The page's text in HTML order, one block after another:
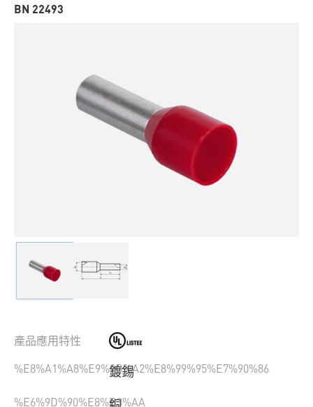
BN 22493
產品應用特性
%E8%A1%A8%E9%9D%A2%E8%99%95%E7%90%86
鍍錫
%E6%9D%90%E8%B3%AA